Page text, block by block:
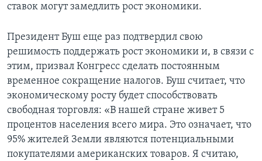
ставок могут замедлить рост экономики.
Президент Буш еще раз подтвердил свою
решимость поддержать рост экономики и, в связи с
этим, призвал Конгресс сделать постоянным
временное сокращение налогов. Буш считает, что
экономическому росту будет способствовать
свободная торговля: «В нашей стране живет 5
процентов населения всего мира. Это означает, что
95% жителей Земли являются потенциальными
покупателями американских товаров. Я считаю,